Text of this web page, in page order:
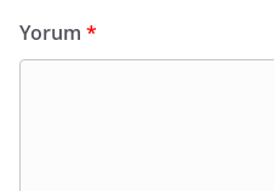
Yorum *